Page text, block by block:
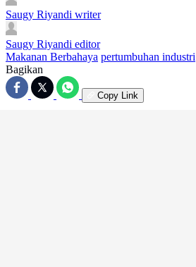
Saugy Riyandi writer
Saugy Riyandi editor
Makanan Berbahaya pertumbuhan industri
Bagikan
Copy Link